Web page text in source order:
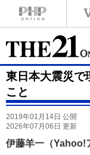
東日本大震災で
こと
2019年01月14日 公開
2026年07月06日 更新
伊藤羊一（Yahoo!